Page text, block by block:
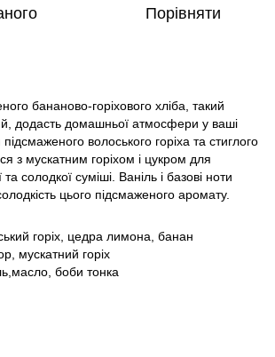
Порівняти
бананово-горіхового хліба, такий
додасть домашньої атмосфери у ваші
підсмаженого волоського горіха та стиглого
з мускатним горіхом і цукром для
та солодкої суміші. Ваніль і базові ноти
цього підсмаженого аромату.
горіх, цедра лимона, банан
мускатний горіх
боби тонка